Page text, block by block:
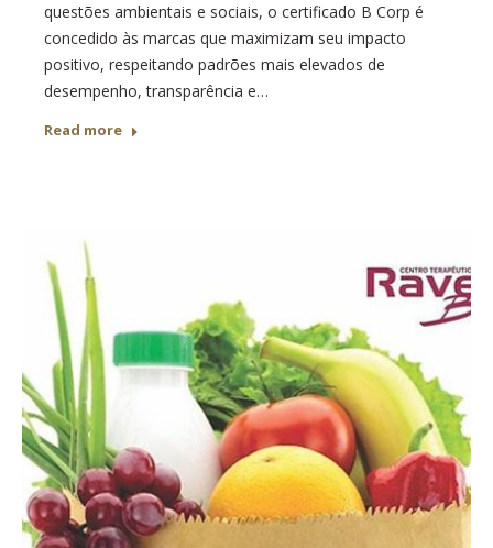
questões ambientais e sociais, o certificado B Corp é
concedido às marcas que maximizam seu impacto
positivo, respeitando padrões mais elevados de
desempenho, transparência e…
Read more